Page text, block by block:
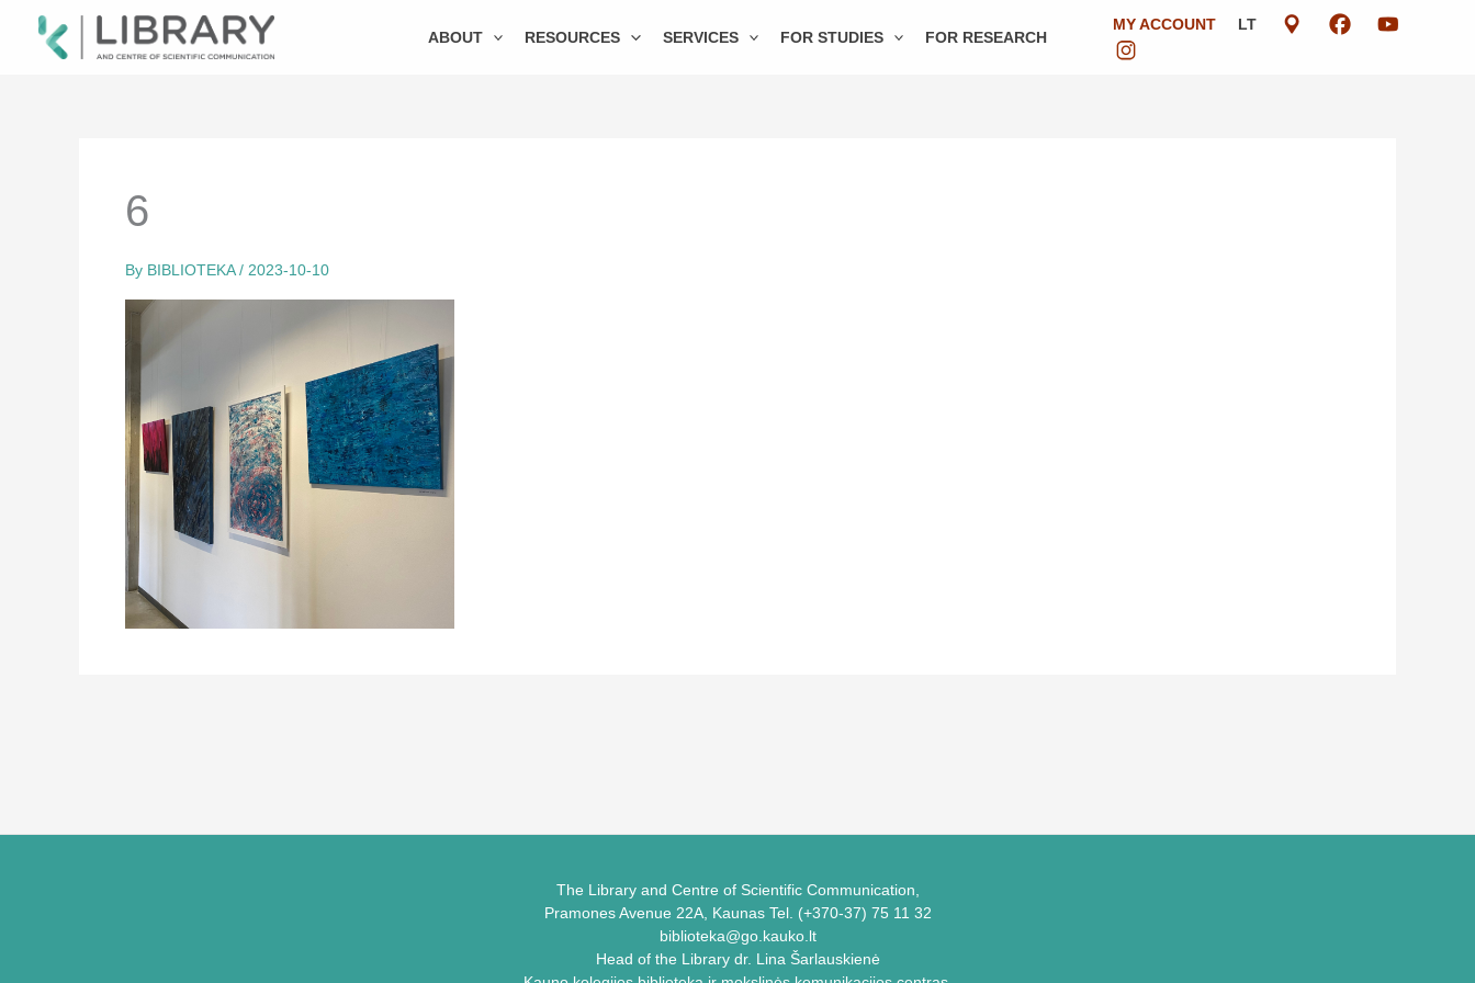
ABOUT RESOURCES SERVICES FOR STUDIES FOR RESEARCH
MY ACCOUNT LT
6
By BIBLIOTEKA/ 2023-10-10
The Library and Centre of Scientific Communication,
Pramones Avenue 22A, Kaunas Tel. (+370-37) 75 11 32
biblioteka@go.kauko.lt
Head of the Library dr. Lina Šarlauskienė